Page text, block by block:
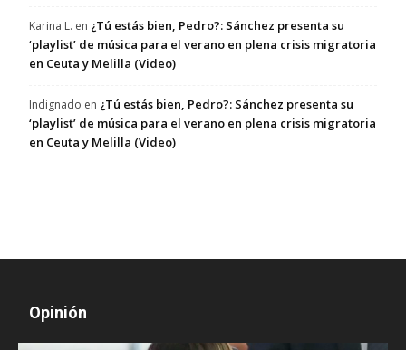
Karina L. en ¿Tú estás bien, Pedro?: Sánchez presenta su
‘playlist’ de música para el verano en plena crisis migratoria
en Ceuta y Melilla (Video)
Indignado en ¿Tú estás bien, Pedro?: Sánchez presenta su
‘playlist’ de música para el verano en plena crisis migratoria
en Ceuta y Melilla (Video)
Opinión